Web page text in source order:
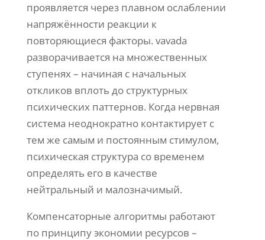
проявляется через плавном ослаблении
напряжённости реакции к
повторяющиеся факторы. vavada
разворачивается на множественных
ступенях – начиная с начальных
откликов вплоть до структурных
психических паттернов. Когда нервная
система неоднократно контактирует с
тем же самым и постоянным стимулом,
психическая структура со временем
определять его в качестве
нейтральный и малозначимый.
Компенсаторные алгоритмы работают
по принципу экономии ресурсов –